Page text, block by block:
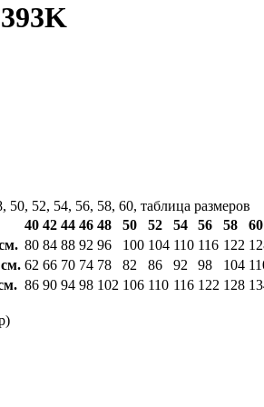
50, 52, 54, 56, 58, 60, таблица размеров
40 42 44 46 48 50 52 54 56 58
60
80 84 88 92 96 100 104 110 116 122
62 66 70 74 78 82 86 92 98 104
86 90 94 98 102 106 110 116 122 128